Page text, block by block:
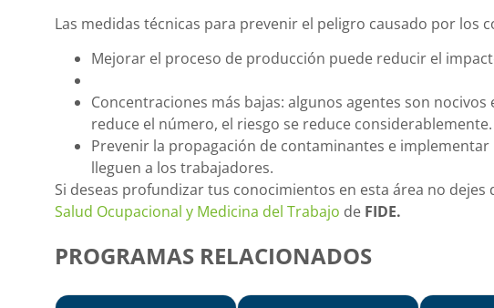
Las medidas técnicas para prevenir el peligro causado por los
Mejorar el proceso de producción puede reducir el
Concentraciones más bajas: algunos agentes son nocivos
reduce el número, el riesgo se reduce considerablemente.
Prevenir la propagación de contaminantes e
lleguen a los trabajadores.
Si deseas profundizar tus conocimientos en esta área no dejes
Salud Ocupacional y Medicina del Trabajo de FIDE.
PROGRAMAS RELACIONADOS